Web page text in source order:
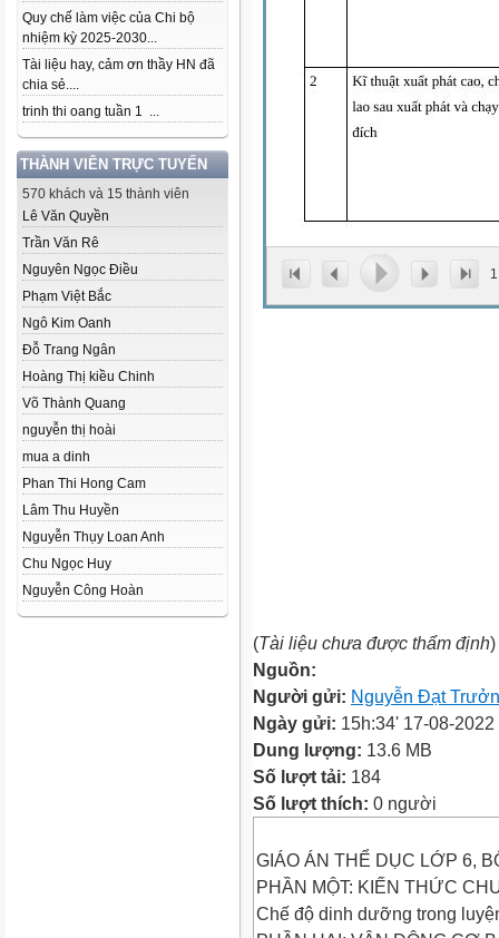
Quy chế làm việc của Chi bộ
nhiệm kỳ 2025-2030...
Tài liệu hay, cảm ơn thầy HN đã
chia sẻ....
trinh thi oang tuần 1 ...
THÀNH VIÊN TRỰC TUYẾN
570 khách và 15 thành viên
Lê Văn Quyền
Trần Văn Rê
Nguyên Ngọc Điều
Phạm Việt Bắc
Ngô Kim Oanh
Đỗ Trang Ngân
Hoàng Thị kiều Chinh
Võ Thành Quang
nguyễn thị hoài
mua a dinh
Phan Thi Hong Cam
Lâm Thu Huyền
Nguyễn Thụy Loan Anh
Chu Ngọc Huy
Nguyễn Công Hoàn
1
(Tài liệu chưa được thẩm định)
Nguồn:
Người gửi: Nguyễn Đạt
Ngày gửi: 15h:34' 17-08-2022
Dung lượng: 13.6 MB
Số lượt tải: 184
Số lượt thích: 0 người
GIÁO ÁN THỂ DỤC LỚP 6,
PHẦN MỘT: KIẾN THỨC
Chế độ dinh dưỡng trong